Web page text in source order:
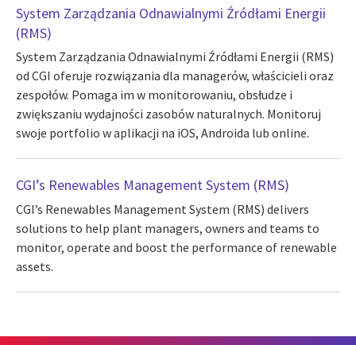
System Zarządzania Odnawialnymi Źródłami Energii
(RMS)
System Zarządzania Odnawialnymi Źródłami Energii (RMS)
od CGI oferuje rozwiązania dla managerów, właścicieli oraz
zespołów. Pomaga im w monitorowaniu, obsłudze i
zwiększaniu wydajności zasobów naturalnych. Monitoruj
swoje portfolio w aplikacji na iOS, Androida lub online.
CGI’s Renewables Management System (RMS)
CGI’s Renewables Management System (RMS) delivers
solutions to help plant managers, owners and teams to
monitor, operate and boost the performance of renewable
assets.